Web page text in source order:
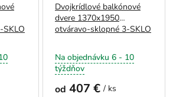
Dvojkrídlové balkónové
dvere 1370x1950
otváravo-sklopné 3-SKLO
Na objednávku 6 - 10
týždňov
od 407 € / ks